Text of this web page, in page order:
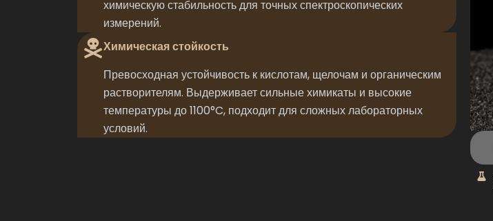
химическую стабильность для точных спектроскопических
измерений.
Химическая стойкость
Превосходная устойчивость к кислотам, щелочам и органическим
растворителям. Выдерживает сильные химикаты и высокие
температуры до 1100°C, подходит для сложных лабораторных
условий.